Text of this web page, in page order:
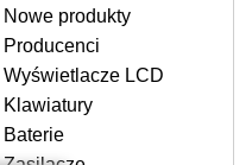
następnie
ciemny
Nowe produkty
Producenci
Wyświetlacze LCD
Klawiatury
Baterie